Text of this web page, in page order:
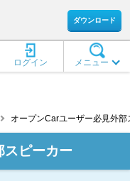
ダウンロード
メニュー
ログイン
オープンCarユーザー必見外
スピーカー